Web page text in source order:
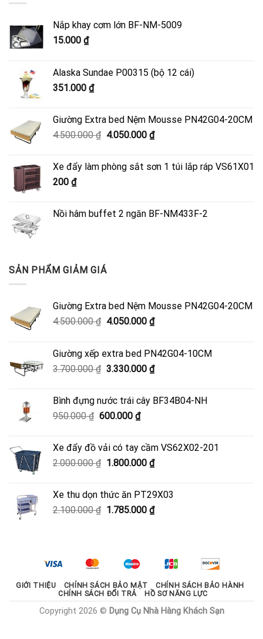
Nắp khay cơm lớn BF-NM-5009
15.000 ₫
Alaska Sundae P00315 (bộ 12 cái)
351.000 ₫
Giường Extra bed Nệm Mousse PN42G04-20CM
4.500.000₫ Giá
4.500.000 ₫.
4.050.000 ₫Giá
là:
Xe đẩy làm phòng sắt sơn 1 túi lắp ráp VS61X01
200 ₫
Nồi hâm buffet 2 ngăn BF-NM433F-2
SẢN PHẨM GIẢM GIÁ
Giường Extra bed Nệm Mousse PN42G04-20CM
4.500.000₫ Giá
4.500.000 ₫.
4.050.000 ₫Giá
là:
4.050.000 ₫.
Giường xếp extra bed PN42G04-10CM
3.700.000₫ Giá
3.700.000 ₫.
3.330.000 ₫Giá
là:
Bình đựng nước trái cây BF34B04-NH
950.000₫ Giá
950.000 ₫.
600.000 ₫Giá
là:
600.000 ₫.
Xe đẩy đồ vải có tay cầm VS62X02-201
2.000.000₫ Giá
2.000.000 ₫.
1.800.000 ₫Giá
là:
1.800.000 ₫.
Xe thu dọn thức ăn PT29X03
2.100.000₫ Giá
1.785.000 ₫Giá
1.785.000 ₫.
GIỚI THIỆU CHÍNH SÁCH BẢO MẬT
CHÍNH SÁCH BẢO HÀNH
CHÍNH SÁCH ĐỔI TRẢ
HỒ SƠ NĂNG LỰC
Copyright 2026 © Dụng Cụ Nhà Hàng Khách Sạn